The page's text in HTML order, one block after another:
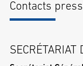
Contacts
SECRÉTARIAT